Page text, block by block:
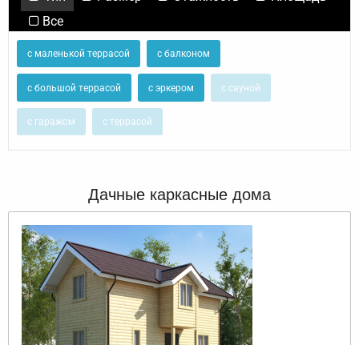
Все
с маленькой террасой с балконом
с большой террасой с эркером с сауной
с гаражом с террасой
Дачные каркасные дома